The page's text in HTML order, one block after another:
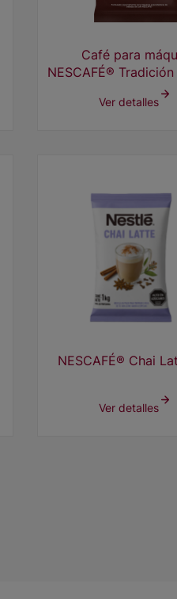
Café para
NESCAFÉ® Tradición
Ver detalles
NESCAFÉ® Chai
Ver detalles